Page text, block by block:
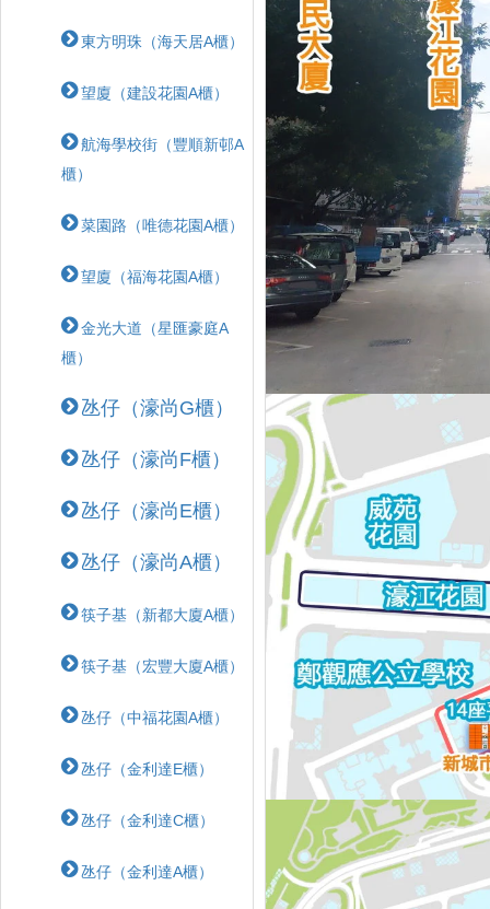
東方明珠（海天居A櫃）
望廈（建設花園A櫃）
航海學校街（豐順新邨A
櫃）
菜園路（唯德花園A櫃）
望廈（福海花園A櫃）
金光大道（星匯豪庭A
櫃）
氹仔（濠尚G櫃）
氹仔（濠尚F櫃）
氹仔（濠尚E櫃）
氹仔（濠尚A櫃）
筷子基（新都大廈A櫃）
筷子基（宏豐大廈A櫃）
氹仔（中福花園A櫃）
氹仔（金利達E櫃）
氹仔（金利達C櫃）
氹仔（金利達A櫃）